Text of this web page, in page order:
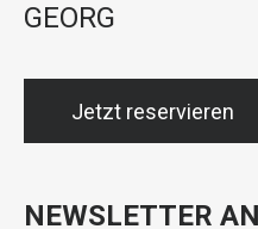
GEORG
Jetzt reservieren
NEWSLETTER